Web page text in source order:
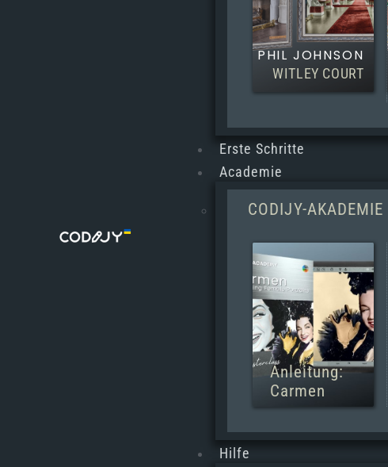
PHIL JOHNSON
WITLEY COURT
Erste Schritte
Academie
CODIJY-AKADEMIE
Anleitung:
Carmen
Hilfe